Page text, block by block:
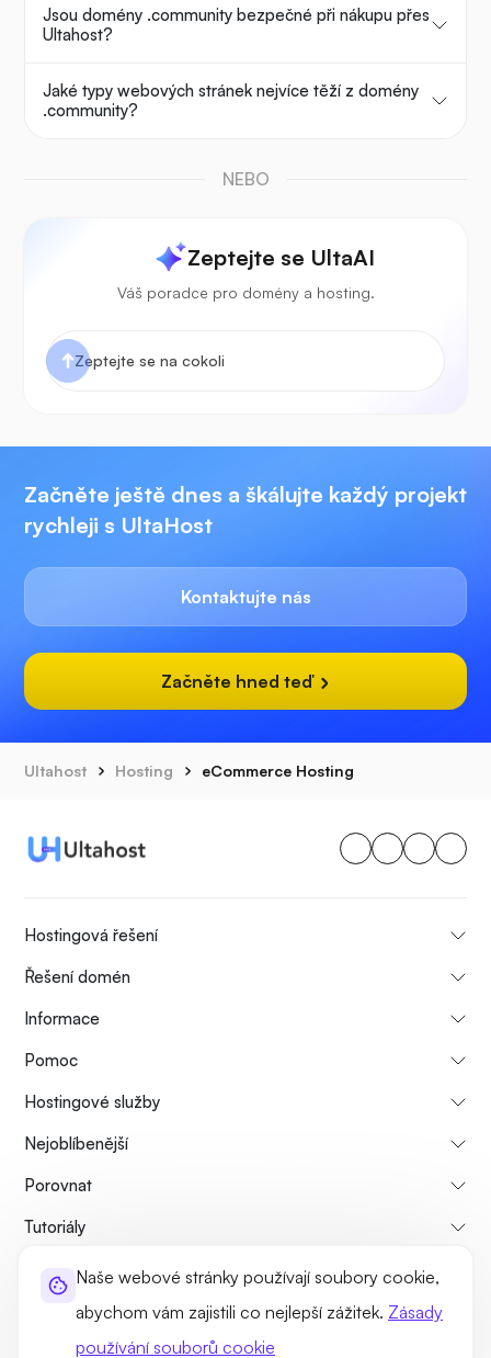
Naše webové stránky používají soubory cookie,
abychom vám zajistili co nejlepší zážitek. Zásady
používání souborů cookie
Jsou domény .community bezpečné při nákupu přes
Ultahost?
Jaké typy webových stránek nejvíce těží z domény
.community?
NEBO
Zeptejte se UltaAI
Váš poradce pro domény a hosting.
Začněte ještě dnes a škálujte každý projekt
rychleji s UltaHost
Kontaktujte nás
Začněte hned teď
Ultahost Hosting eCommerce Hosting
Hostingová řešení
Řešení domén
Informace
Pomoc
Hostingové služby
Nejoblíbenější
Porovnat
Tutoriály
O nás
Zásady ochrany osobních údajůPrávníSitemap